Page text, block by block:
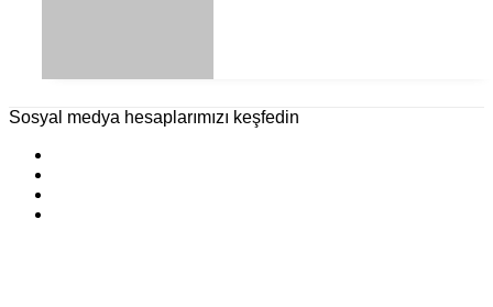
Sosyal medya hesaplarımızı keşfedin